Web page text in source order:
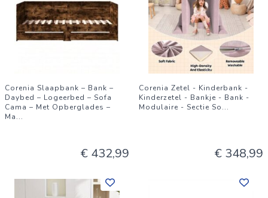
Corenia Slaapbank – Bank –
Daybed – Logeerbed – Sofa
Cama – Met Opberglades –
Ma...
€ 432,99
Corenia Zetel - Kinderbank -
Kinderzetel - Bankje - Bank -
Modulaire - Sectie So...
€ 348,99